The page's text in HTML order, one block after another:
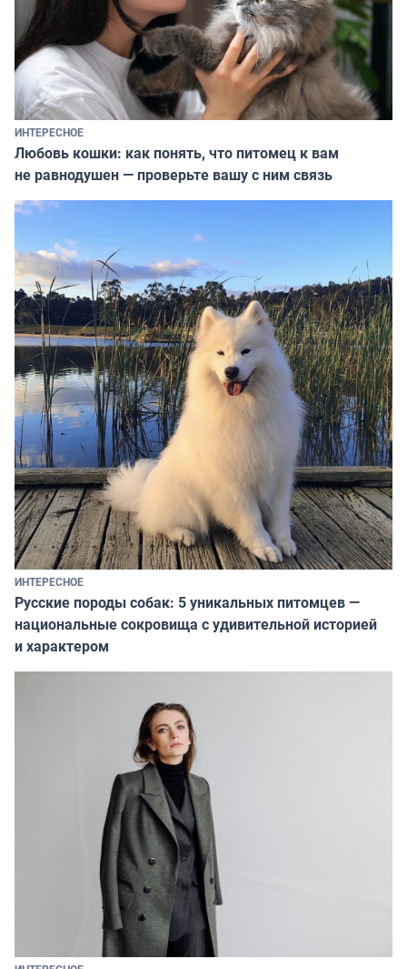
ИНТЕРЕСНОЕ
Любовь кошки: как понять, что питомец к вам
не равнодушен — проверьте вашу с ним связь
ИНТЕРЕСНОЕ
Русские породы собак: 5 уникальных питомцев —
национальные сокровища с удивительной историей
и характером